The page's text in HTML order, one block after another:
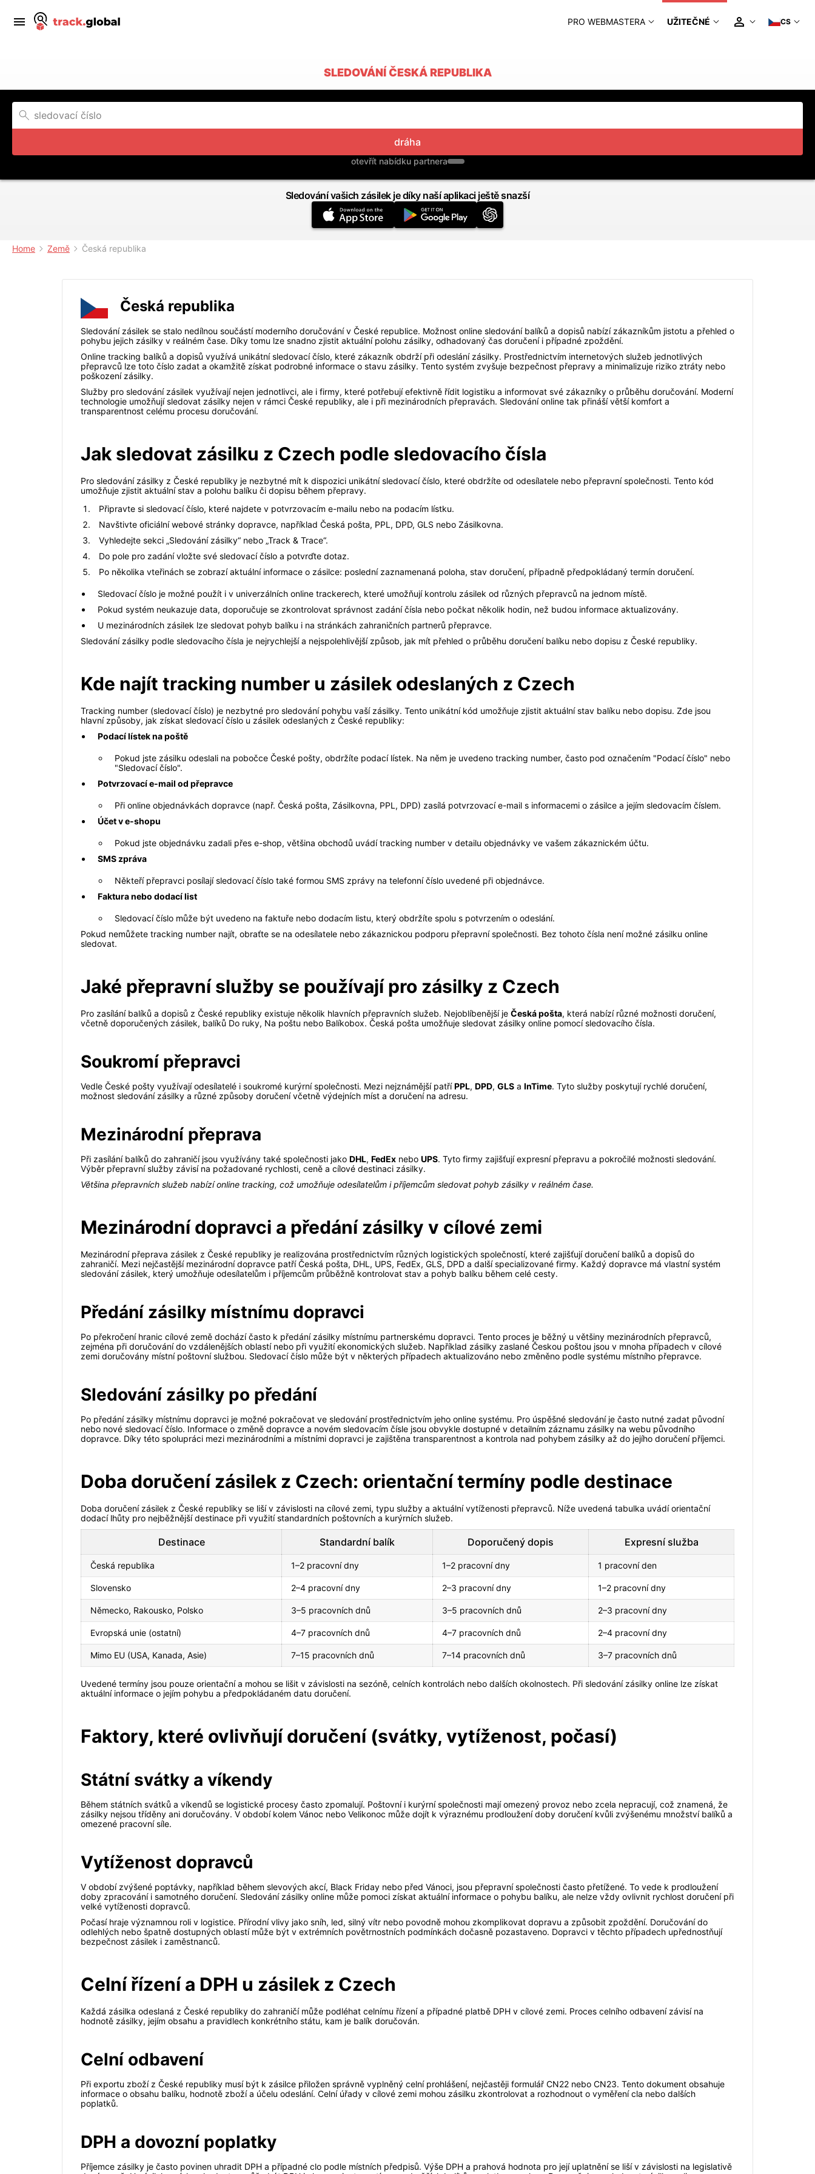
PRO WEBMASTERA UŽITEČNÉ CS
SLEDOVÁNÍ ČESKÁ REPUBLIKA
dráha
otevřít nabídku partnera
Sledování vašich zásilek je díky naší aplikaci ještě snazší
Home Země Česká republika
Česká republika
Sledování zásilek se stalo nedílnou součástí moderního doručování v České republice. Možnost online sledování balíků a dopisů nabízí zákazníkům jistotu a přehled o
pohybu jejich zásilky v reálném čase. Díky tomu lze snadno zjistit aktuální polohu zásilky, odhadovaný čas doručení i případné zpoždění.
Online tracking balíků a dopisů využívá unikátní sledovací číslo, které zákazník obdrží při odeslání zásilky. Prostřednictvím internetových služeb jednotlivých
přepravců lze toto číslo zadat a okamžitě získat podrobné informace o stavu zásilky. Tento systém zvyšuje bezpečnost přepravy a minimalizuje riziko ztráty nebo
poškození zásilky.
Služby pro sledování zásilek využívají nejen jednotlivci, ale i firmy, které potřebují efektivně řídit logistiku a informovat své zákazníky o průběhu doručování. Moderní
technologie umožňují sledovat zásilky nejen v rámci České republiky, ale i při mezinárodních přepravách. Sledování online tak přináší větší komfort a
transparentnost celému procesu doručování.
Jak sledovat zásilku z Czech podle sledovacího čísla
Pro sledování zásilky z České republiky je nezbytné mít k dispozici unikátní sledovací číslo, které obdržíte od odesílatele nebo přepravní společnosti. Tento kód
umožňuje zjistit aktuální stav a polohu balíku či dopisu během přepravy.
Připravte si sledovací číslo, které najdete v potvrzovacím e-mailu nebo na podacím lístku.
Navštivte oficiální webové stránky dopravce, například Česká pošta, PPL, DPD, GLS nebo Zásilkovna.
Vyhledejte sekci „Sledování zásilky“ nebo „Track & Trace“.
Do pole pro zadání vložte své sledovací číslo a potvrďte dotaz.
Po několika vteřinách se zobrazí aktuální informace o zásilce: poslední zaznamenaná poloha, stav doručení, případně předpokládaný termín doručení.
Sledovací číslo je možné použít i v univerzálních online trackerech, které umožňují kontrolu zásilek od různých přepravců na jednom místě.
Pokud systém neukazuje data, doporučuje se zkontrolovat správnost zadání čísla nebo počkat několik hodin, než budou informace aktualizovány.
U mezinárodních zásilek lze sledovat pohyb balíku i na stránkách zahraničních partnerů přepravce.
Sledování zásilky podle sledovacího čísla je nejrychlejší a nejspolehlivější způsob, jak mít přehled o průběhu doručení balíku nebo dopisu z České republiky.
Kde najít tracking number u zásilek odeslaných z Czech
Tracking number (sledovací číslo) je nezbytné pro sledování pohybu vaší zásilky. Tento unikátní kód umožňuje zjistit aktuální stav balíku nebo dopisu. Zde jsou
hlavní způsoby, jak získat sledovací číslo u zásilek odeslaných z České republiky:
Podací lístek na poště
Pokud jste zásilku odeslali na pobočce České pošty, obdržíte podací lístek. Na něm je uvedeno tracking number, často pod označením "Podací číslo" nebo
"Sledovací číslo".
Potvrzovací e-mail od přepravce
Při online objednávkách dopravce (např. Česká pošta, Zásilkovna, PPL, DPD) zasílá potvrzovací e-mail s informacemi o zásilce a jejím sledovacím číslem.
Účet v e-shopu
Pokud jste objednávku zadali přes e-shop, většina obchodů uvádí tracking number v detailu objednávky ve vašem zákaznickém účtu.
SMS zpráva
Někteří přepravci posílají sledovací číslo také formou SMS zprávy na telefonní číslo uvedené při objednávce.
Faktura nebo dodací list
Sledovací číslo může být uvedeno na faktuře nebo dodacím listu, který obdržíte spolu s potvrzením o odeslání.
Pokud nemůžete tracking number najít, obraťte se na odesílatele nebo zákaznickou podporu přepravní společnosti. Bez tohoto čísla není možné zásilku online
sledovat.
Jaké přepravní služby se používají pro zásilky z Czech
Pro zasílání balíků a dopisů z České republiky existuje několik hlavních přepravních služeb. Nejoblíbenější je Česká pošta, která nabízí různé možnosti doručení,
včetně doporučených zásilek, balíků Do ruky, Na poštu nebo Balíkobox. Česká pošta umožňuje sledovat zásilky online pomocí sledovacího čísla.
Soukromí přepravci
Vedle České pošty využívají odesílatelé i soukromé kurýrní společnosti. Mezi nejznámější patříPPL, DPD, GLS a InTime. Tyto služby poskytují rychlé doručení,
možnost sledování zásilky a různé způsoby doručení včetně výdejních míst a doručení na adresu.
Mezinárodní přeprava
Při zasílání balíků do zahraničí jsou využívány také společnosti jako DHL, FedEx nebo UPS. Tyto firmy zajišťují expresní přepravu a pokročilé možnosti sledování.
Výběr přepravní služby závisí na požadované rychlosti, ceně a cílové destinaci zásilky.
Většina přepravních služeb nabízí online tracking, což umožňuje odesílatelům i příjemcům sledovat pohyb zásilky v reálném čase.
Mezinárodní dopravci a předání zásilky v cílové zemi
Mezinárodní přeprava zásilek z České republiky je realizována prostřednictvím různých logistických společností, které zajišťují doručení balíků a dopisů do
zahraničí. Mezi nejčastější mezinárodní dopravce patří Česká pošta, DHL, UPS, FedEx, GLS, DPD a další specializované firmy. Každý dopravce má vlastní systém
sledování zásilek, který umožňuje odesílatelům i příjemcům průběžně kontrolovat stav a pohyb balíku během celé cesty.
Předání zásilky místnímu dopravci
Po překročení hranic cílové země dochází často k předání zásilky místnímu partnerskému dopravci. Tento proces je běžný u většiny mezinárodních přepravců,
zejména při doručování do vzdálenějších oblastí nebo při využití ekonomických služeb. Například zásilky zaslané Českou poštou jsou v mnoha případech v cílové
zemi doručovány místní poštovní službou. Sledovací číslo může být v některých případech aktualizováno nebo změněno podle systému místního přepravce.
Sledování zásilky po předání
Po předání zásilky místnímu dopravci je možné pokračovat ve sledování prostřednictvím jeho online systému. Pro úspěšné sledování je často nutné zadat původní
nebo nové sledovací číslo. Informace o změně dopravce a novém sledovacím čísle jsou obvykle dostupné v detailním záznamu zásilky na webu původního
dopravce. Díky této spolupráci mezi mezinárodními a místními dopravci je zajištěna transparentnost a kontrola nad pohybem zásilky až do jejího doručení příjemci.
Doba doručení zásilek z Czech: orientační termíny podle destinace
Doba doručení zásilek z České republiky se liší v závislosti na cílové zemi, typu služby a aktuální vytíženosti přepravců. Níže uvedená tabulka uvádí orientační
dodací lhůty pro nejběžnější destinace při využití standardních poštovních a kurýrních služeb.
Destinace Standardní balík Doporučený dopis Expresní služba
Česká republika 1–2 pracovní dny 1–2 pracovní dny 1 pracovní den
Slovensko 2–4 pracovní dny 2–3 pracovní dny 1–2 pracovní dny
Německo, Rakousko, Polsko 3–5 pracovních dnů 3–5 pracovních dnů 2–3 pracovní dny
Evropská unie (ostatní) 4–7 pracovních dnů 4–7 pracovních dnů 2–4 pracovní dny
Mimo EU (USA, Kanada, Asie) 7–15 pracovních dnů 7–14 pracovních dnů 3–7 pracovních dnů
Uvedené termíny jsou pouze orientační a mohou se lišit v závislosti na sezóně, celních kontrolách nebo dalších okolnostech. Při sledování zásilky online lze získat
aktuální informace o jejím pohybu a předpokládaném datu doručení.
Faktory, které ovlivňují doručení (svátky, vytíženost, počasí)
Státní svátky a víkendy
Během státních svátků a víkendů se logistické procesy často zpomalují. Poštovní i kurýrní společnosti mají omezený provoz nebo zcela nepracují, což znamená, že
zásilky nejsou tříděny ani doručovány. V období kolem Vánoc nebo Velikonoc může dojít k výraznému prodloužení doby doručení kvůli zvýšenému množství balíků a
omezené pracovní síle.
Vytíženost dopravců
V období zvýšené poptávky, například během slevových akcí, Black Friday nebo před Vánoci, jsou přepravní společnosti často přetížené. To vede k prodloužení
doby zpracování i samotného doručení. Sledování zásilky online může pomoci získat aktuální informace o pohybu balíku, ale nelze vždy ovlivnit rychlost doručení při
velké vytíženosti dopravců.
Počasí hraje významnou roli v logistice. Přírodní vlivy jako sníh, led, silný vítr nebo povodně mohou zkomplikovat dopravu a způsobit zpoždění. Doručování do
odlehlých nebo špatně dostupných oblastí může být v extrémních povětrnostních podmínkách dočasně pozastaveno. Dopravci v těchto případech upřednostňují
bezpečnost zásilek i zaměstnanců.
Celní řízení a DPH u zásilek z Czech
Každá zásilka odeslaná z České republiky do zahraničí může podléhat celnímu řízení a případné platbě DPH v cílové zemi. Proces celního odbavení závisí na
hodnotě zásilky, jejím obsahu a pravidlech konkrétního státu, kam je balík doručován.
Celní odbavení
Při exportu zboží z České republiky musí být k zásilce přiložen správně vyplněný celní prohlášení, nejčastěji formulář CN22 nebo CN23. Tento dokument obsahuje
informace o obsahu balíku, hodnotě zboží a účelu odeslání. Celní úřady v cílové zemi mohou zásilku zkontrolovat a rozhodnout o vyměření cla nebo dalších
poplatků.
DPH a dovozní poplatky
Příjemce zásilky je často povinen uhradit DPH a případné clo podle místních předpisů. Výše DPH a prahová hodnota pro její uplatnění se liší v závislosti na legislativě